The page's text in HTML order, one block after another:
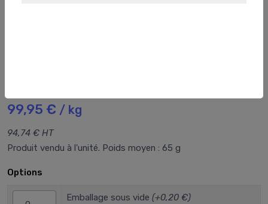
99,95 € / kg
94,74 € HT
Produit vendu à l'unité. Poids moyen : 65 g
Options
Emballage sous vide (+0,20 €)